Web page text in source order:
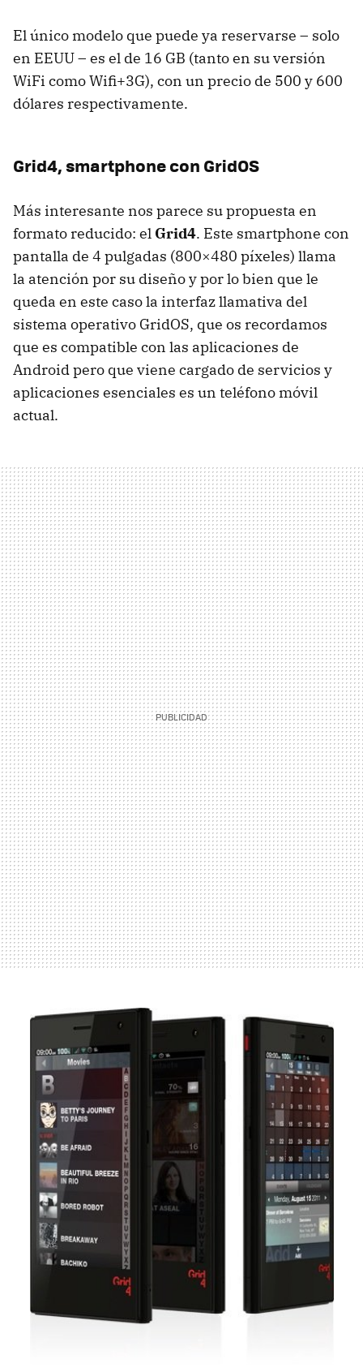
El único modelo que puede ya reservarse – solo
en EEUU– es el de 16 GB (tanto en su versión
WiFi como Wifi+3G), con un precio de 500 y 600
dólares respectivamente.
Grid4, smartphone con GridOS
Más interesante nos parece su propuesta en
formato reducido: el Grid4. Este smartphone con
pantalla de 4 pulgadas (800×480 píxeles) llama
la atención por su diseño y por lo bien que le
queda en este caso la interfaz llamativa del
sistema operativo GridOS, que os recordamos
que es compatible con las aplicaciones de
Android pero que viene cargado de servicios y
aplicaciones esenciales es un teléfono móvil
actual.